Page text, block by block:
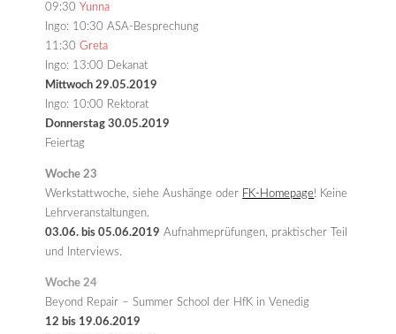
09:30 Yunna
Ingo: 10:30 ASA-Besprechung
11:30Greta
Ingo: 13:00 Dekanat
Mittwoch 29.05.2019
Ingo: 10:00 Rektorat
Donnerstag 30.05.2019
Feiertag
Woche 23
Werkstattwoche, siehe Aushänge oder FK-Homepage! Keine
Lehrveranstaltungen.
03.06. bis 05.06.2019 Aufnahmeprüfungen, praktischer Teil
und Interviews.
Woche 24
Beyond Repair – Summer School der HfK in Venedig
12 bis 19.06.2019